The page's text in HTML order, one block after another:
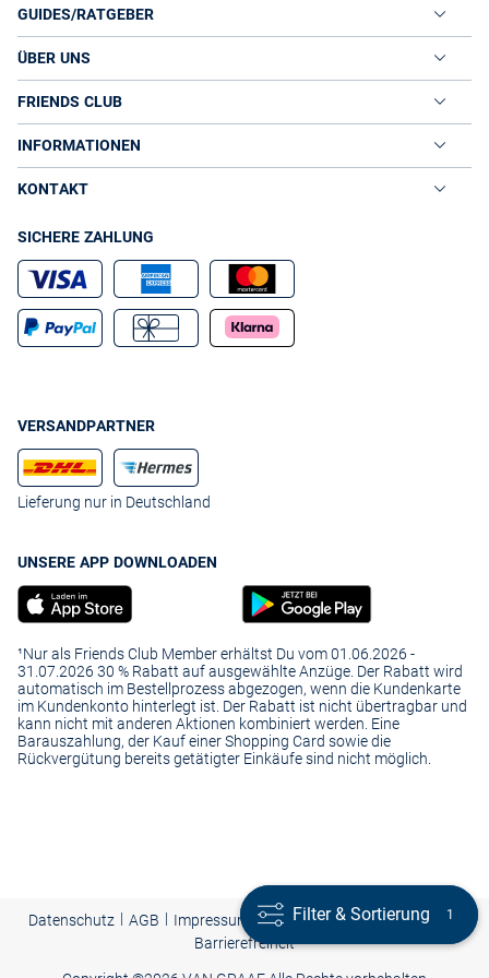
bequem und raffiniert passen sie wunderbar in den Alltag lässiger
Fashionistas. Ihre Passform überspielt diskret Pölsterchen und
verwöhnt mit Beinfreiheit. Stylisch werden die dezenten Jeansröcke
durch bunte Blusen und extravagante Accessoires wie breite
Armreifen und Ketten. Ein klassischer
stellt zu Jeansröcken
Pumps oder Loafern ist so das Business-Outfit perfekt.
GRAAF
knielangen Jeansrock
Sie sich von unseren Stylingtipps inspirieren und setzten Sie sich in
Szene mit einem Jeansrock aus unserem Angebot.
Leger wird ein Denim Skirt mit rosa Bluse und beigefarbenen Ankle
Boots. Edel wirkt ein knielanger Rock mit weißen Blusentops und
und den edlen Accessoires aus unserem Shop kombinieren.
Freuen Sie sich auf Mode,Taschen
Vom coolen Jeansrock bis zu stylischen
Ihnen Jeanswear von Premium-Marken und jungen Labels für trendy
GUIDES/RATGEBER
ÜBER UNS
FRIENDS CLUB
INFORMATIONEN
KONTAKT
SICHERE ZAHLUNG
VERSANDPARTNER
Lieferung nur in Deutschland
UNSERE APP DOWNLOADEN
¹Nur als Friends Club Member erhältst Du vom 01.06.2026 -
31.07.2026 30 % Rabatt auf ausgewählte Anzüge. Der Rabatt wird
automatisch im Bestellprozess abgezogen, wenn die Kundenkarte
im Kundenkonto hinterlegt ist. Der Rabatt ist nicht übertragbar und
kann nicht mit anderen Aktionen kombiniert werden. Eine
Barauszahlung, der Kauf einer Shopping Card sowie die
Rückvergütung bereits getätigter Einkäufe sind nicht möglich.
Datenschutz | AGB | Impressum | Cookie-Einstellungen | Presse
Barrierefreiheit
Filter & Sortierung 1
Filter & Sortierung 1